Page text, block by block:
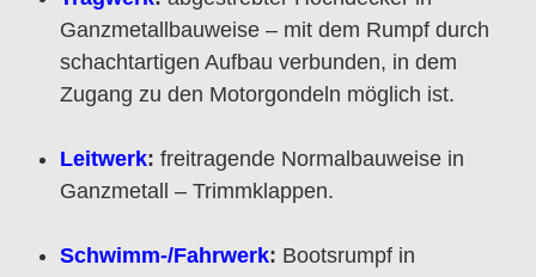
Ganzmetallbauweise – mit dem Rumpf durch
schachtartigen Aufbau verbunden, in dem
Zugang zu den Motorgondeln möglich ist.
Leitwerk: freitragende Normalbauweise in
Ganzmetall – Trimmklappen.
Schwimm-/Fahrwerk: Bootsrumpf in